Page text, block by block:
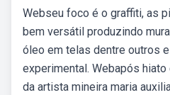
Webseu foco é o graffiti, as
bem versátil produzindo
óleo em telas dentre outros
experimental. Webapós
da artista mineira maria